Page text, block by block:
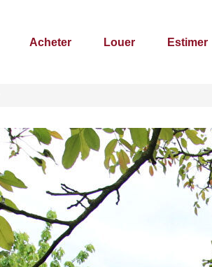
Acheter Louer Estimer